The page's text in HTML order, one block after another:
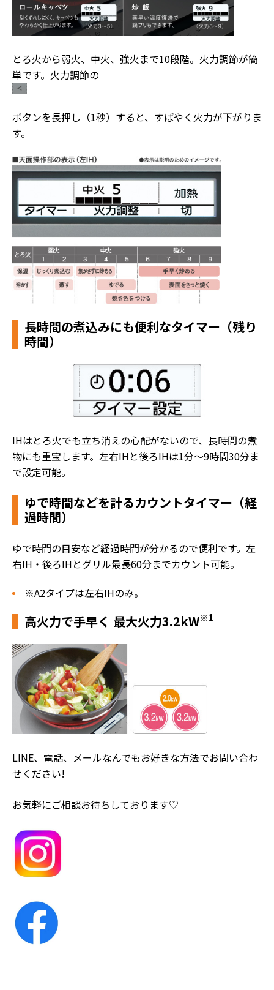
とろ火から弱火、中火、強火まで10段階。火力調節が簡
単です。火力調節の
ボタンを長押し（1秒）すると、すばやく火力が下がりま
す。
長時間の煮込みにも便利なタイマー（残り
時間）
IHはとろ火でも立ち消えの心配がないので、長時間の煮
物にも重宝します。左右IHと後ろIHは1分～9時間30分ま
で設定可能。
ゆで時間などを計るカウントタイマー（経
過時間）
ゆで時間の目安など経過時間が分かるので便利です。左
右IH・後ろIHとグリル最長60分までカウント可能。
※A2タイプは左右IHのみ。
高火力で手早く 最大火力3.2kW※1
LINE、電話、メールなんでもお好きな方法でお問い合わ
せください!
お気軽にご相談お待ちしております♡